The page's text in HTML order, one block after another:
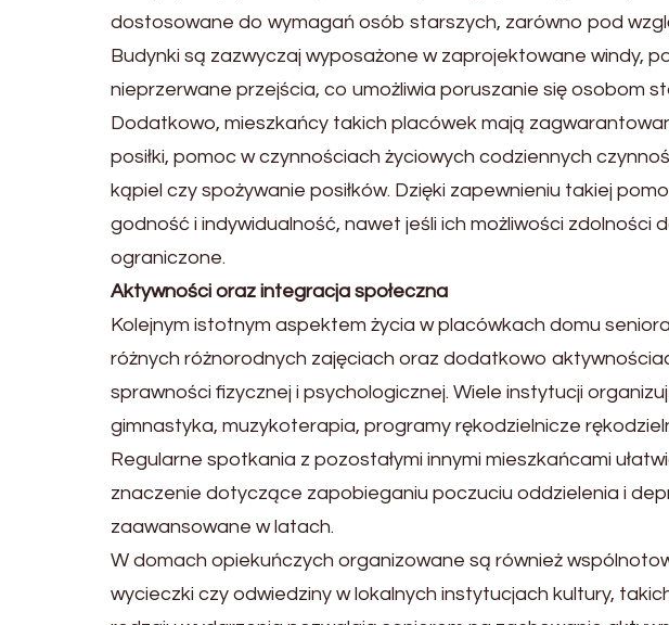
dostosowane do wymagań osób starszych, zarówno pod
Budynki są zazwyczaj wyposażone w zaprojektowane windy,
nieprzerwane przejścia, co umożliwia poruszanie się osobom
Dodatkowo, mieszkańcy takich placówek mają
posiłki, pomoc w czynnościach życiowych codziennych
kąpiel czy spożywanie posiłków. Dzięki zapewnieniu takiej
godność i indywidualność, nawet jeśli ich możliwości
ograniczone.
Aktywności oraz integracja społeczna
Kolejnym istotnym aspektem życia w placówkach domu
różnych różnorodnych zajęciach oraz dodatkowo
sprawności fizycznej i psychologicznej. Wiele instytucji
gimnastyka, muzykoterapia, programy rękodzielnicze
Regularne spotkania z pozostałymi innymi mieszkańcami
znaczenie dotyczące zapobieganiu poczuciu oddzielenia i
zaawansowane w latach.
W domach opiekuńczych organizowane są również
wycieczki czy odwiedziny w lokalnych instytucjach kultury,